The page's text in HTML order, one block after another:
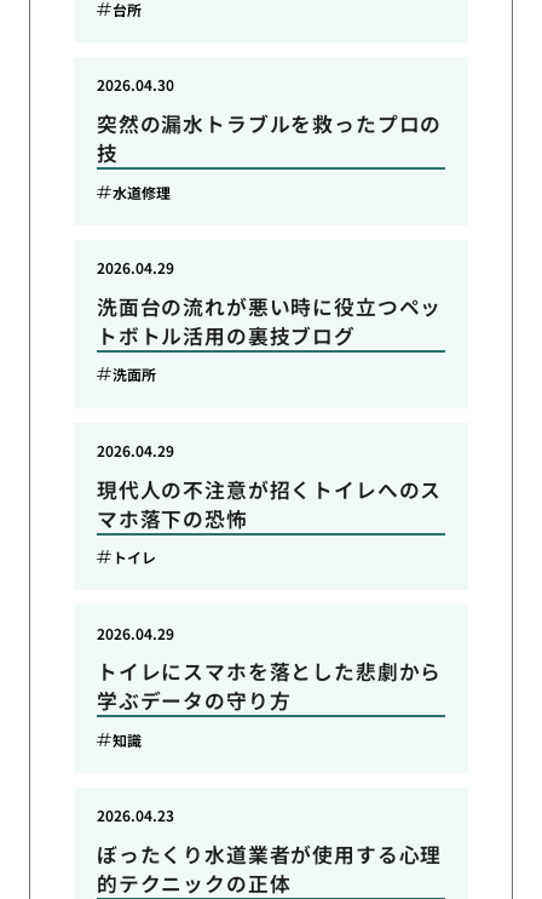
台所
突然の漏水トラブルを救ったプロの
技
2026.04.30
水道修理
洗面台の流れが悪い時に役立つペッ
トボトル活用の裏技ブログ
2026.04.29
洗面所
現代人の不注意が招くトイレへのス
マホ落下の恐怖
2026.04.29
トイレ
トイレにスマホを落とした悲劇から
学ぶデータの守り方
2026.04.29
知識
ぼったくり水道業者が使用する心理
的テクニックの正体
2026.04.23